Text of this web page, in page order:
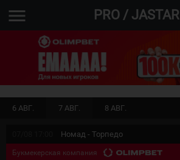
menu PRO / JASTAR
6 АВГ. 7 АВГ. 8 АВГ.
Номад - Торпедо
Букмекерская компания